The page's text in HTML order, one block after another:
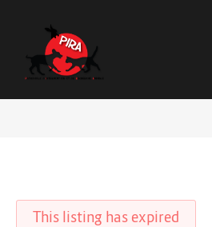
This listing has expired